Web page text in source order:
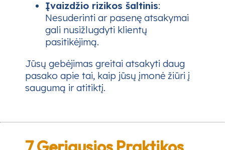
Įvaizdžio rizikos šaltinis:
Nesuderinti ar pasenę atsakymai
gali nusižlugdyti klientų
pasitikėjimą.
Jūsų gebėjimas greitai atsakyti daug
pasako apie tai, kaip jūsų įmonė žiūri į
saugumą ir atitiktį.